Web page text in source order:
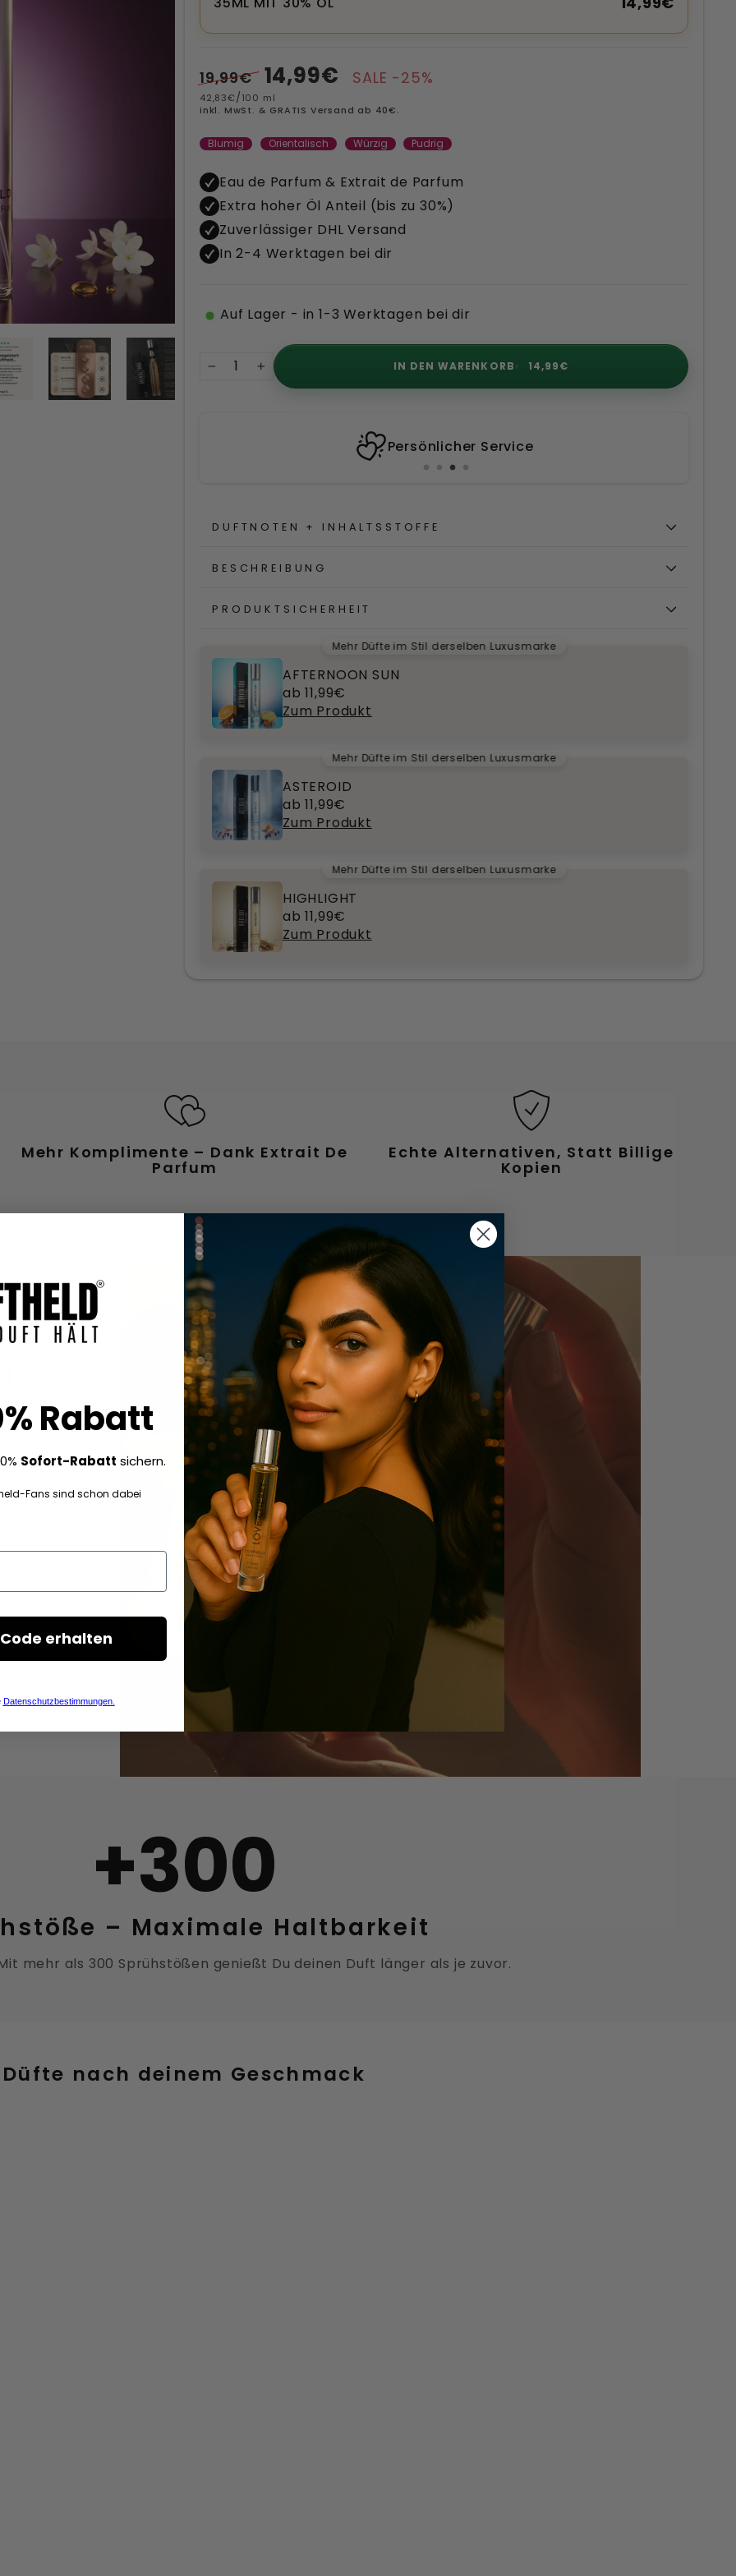
Normaler
Preis
19,99€ Sonderpreis
14,99€ SALE -25%
42,83€/100 ml
inkl. MwSt. & GRATIS Versand ab 40€.
Blumig Orientalisch Würzig Pudrig
Eau de Parfum & Extrait de Parfum
Extra hoher Öl Anteil (bis zu 30%)
Zuverlässiger DHL Versand
In 2-4 Werktagen bei dir
Auf Lager - in 1-3 Werktagen bei dir
+
IN DEN WARENKORB 14,99€
Persönlicher Service
DUFTNOTEN + INHALTSSTOFFE
BESCHREIBUNG
PRODUKTSICHERHEIT
Mehr Düfte im Stil derselben Luxusmarke
AFTERNOON SUN
ab 11,99€
Zum Produkt
Mehr Düfte im Stil derselben Luxusmarke
ASTEROID
ab 11,99€
Zum Produkt
Mehr Düfte im Stil derselben Luxusmarke
HIGHLIGHT
ab 11,99€
Zum Produkt
Mehr Komplimente – Dank Extrait De
Parfum
Echte Alternativen, Statt Billige
Kopien
+300
– Maximale Haltbarkeit
mehr als 300 Sprühstößen genießt Du deinen Duft länger als je zuvor.
Düfte nach deinem Geschmack
Rabatt
Sofort-Rabatt sichern.
Fans sind schon dabei
erhalten
Datenschutzbestimmungen.